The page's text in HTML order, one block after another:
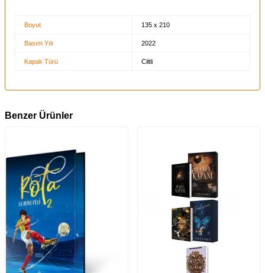
Boyut 135 x 210
Basım Yılı 2022
Kapak Türü Ciltli
Benzer Ürünler